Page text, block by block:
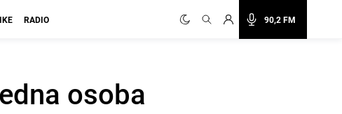
90,2 FM
RADIO
osoba